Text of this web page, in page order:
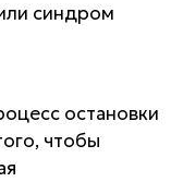
синдром
остановки
чтобы